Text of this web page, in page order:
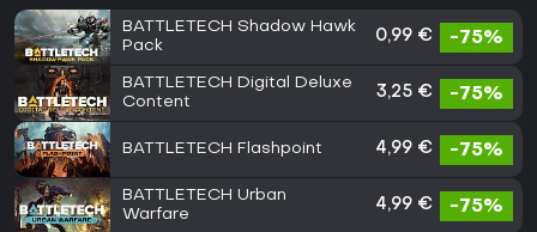
BATTLETECH Shadow Hawk
Pack
0,99 € -75%
BATTLETECH Digital Deluxe
Content
3,25 € -75%
BATTLETECH Flashpoint 4,99 € -75%
BATTLETECH Urban
Warfare
4,99 € -75%